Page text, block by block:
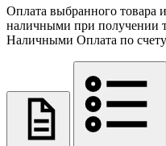
Оплата выбранного товара
наличными при получении
Наличными Оплата по счету